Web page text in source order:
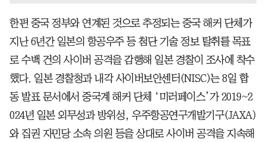
한편 중국 정부와 연계된 것으로 추정되는 중국 해커 단체가
지난 6년간 일본의 항공우주 등 첨단 기술 정보 탈취를 목표
로 수백 건의 사이버 공격을 감행해 일본 경찰이 조사에 착수
했다. 일본 경찰청과 내각 사이버보안센터(NISC)는 8일 합
동 발표 문서에서 중국계 해커 단체 ‘미러페이스’가 2019~2
024년 일본 외무성과 방위성, 우주항공연구개발기구(JAXA)
와 집권 자민당 소속 의원 등을 상대로 사이버 공격을 지속해